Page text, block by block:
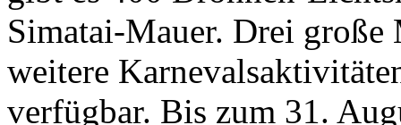
Simatai-Mauer. Drei
weitere
verfügbar. Bis zum 31.